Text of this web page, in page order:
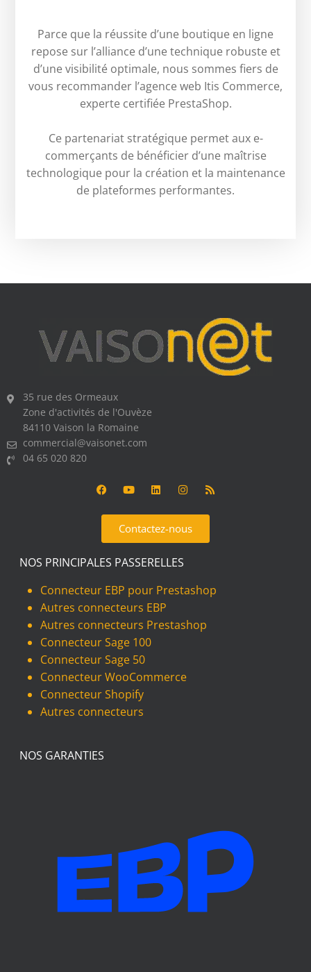
Parce que la réussite d’une boutique en ligne
repose sur l’alliance d’une technique robuste et
d’une visibilité optimale, nous sommes fiers de
vous recommander l’agence web Itis Commerce,
experte certifiée PrestaShop.
Ce partenariat stratégique permet aux e-
commerçants de bénéficier d’une maîtrise
technologique pour la création et la maintenance
de plateformes performantes.
35 rue des Ormeaux
Zone d'activités de l'Ouvèze
84110 Vaison la Romaine
commercial@vaisonet.com
04 65 020 820
Contactez-nous
NOS PRINCIPALES PASSERELLES
Connecteur EBP pour Prestashop
Autres connecteurs EBP
Autres connecteurs Prestashop
Connecteur Sage 100
Connecteur Sage 50
Connecteur WooCommerce
Connecteur Shopify
Autres connecteurs
NOS GARANTIES